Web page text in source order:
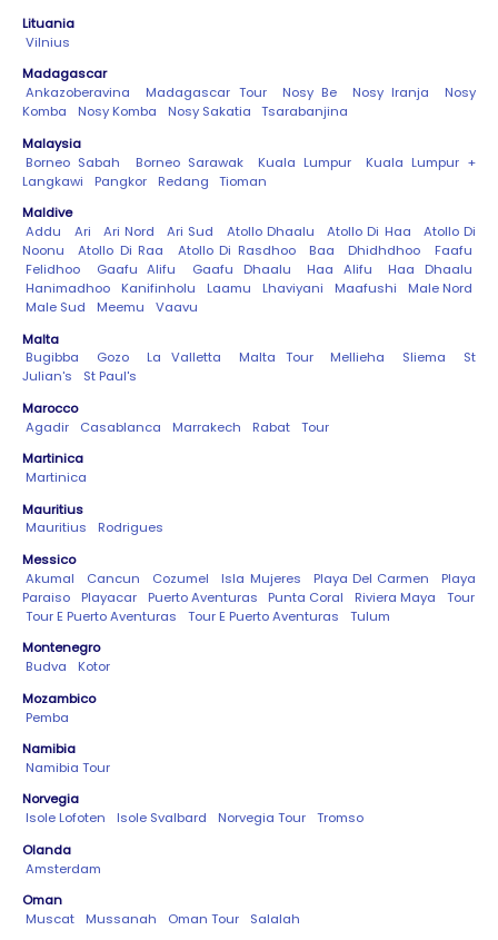
Lituania
Vilnius
Madagascar
Ankazoberavina
Madagascar Tour Nosy Be Nosy Iranja
Nosy
Komba
Nosy Komba Nosy Sakatia
Tsarabanjina
Malaysia
Borneo Sabah
Borneo Sarawak Kuala Lumpur
Kuala Lumpur +
Langkawi
Pangkor Redang
Tioman
Maldive
Addu
Ari Ari Nord Ari Sud Atollo Dhaalu Atollo Di Haa
Atollo Di
Noonu
Atollo Di Raa Atollo Di Rasdhoo Baa Dhidhdhoo
Faafu
Felidhoo
Gaafu Alifu Gaafu Dhaalu Haa Alifu
Haa Dhaalu
Hanimadhoo
Kanifinholu Laamu Lhaviyani Maafushi
Male Nord
Male Sud
Meemu
Vaavu
Malta
Bugibba
Gozo La Valletta Malta Tour Mellieha Sliema
St
Julian's
St Paul's
Marocco
Agadir
Casablanca Marrakech Rabat
Tour
Martinica
Martinica
Mauritius
Mauritius
Rodrigues
Messico
Akumal
Cancun Cozumel Isla Mujeres Playa Del Carmen
Playa
Paraiso
Playacar Puerto Aventuras Punta Coral Riviera Maya
Tour
Tour E Puerto Aventuras
Tour E Puerto Aventuras
Tulum
Montenegro
Budva
Kotor
Mozambico
Pemba
Namibia
Namibia Tour
Norvegia
Isole Lofoten
Isole Svalbard Norvegia Tour
Tromso
Olanda
Amsterdam
Oman
Muscat
Mussanah Oman Tour
Salalah